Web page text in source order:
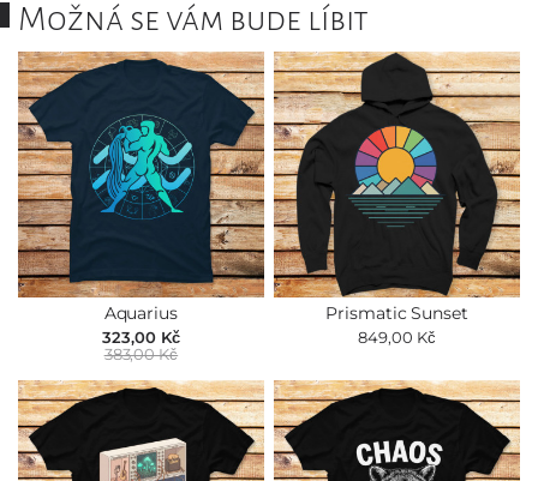
Možná se vám bude líbit
Aquarius
323,00 Kč
383,00 Kč
Prismatic Sunset
849,00 Kč